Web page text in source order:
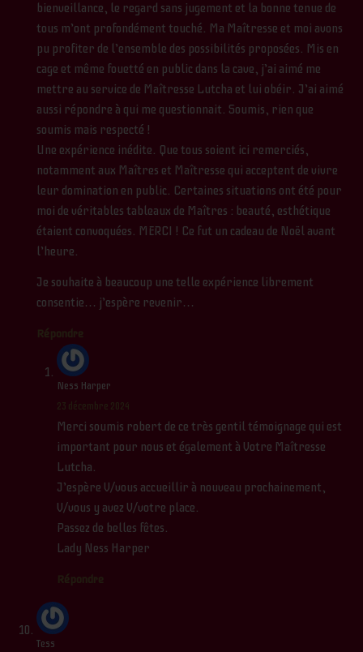
bienveillance, le regard sans jugement et la bonne tenue de
tous m’ont profondément touché. Ma Maîtresse et moi avons
pu profiter de l’ensemble des possibilités proposées. Mis en
cage et même fouetté en public dans la cave, j’ai aimé me
mettre au service de Maîtresse Lutcha et lui obéir. J’ai aimé
aussi répondre à qui me questionnait. Soumis, rien que
soumis mais respecté !
Une expérience inédite. Que tous soient ici remerciés,
notamment aux Maîtres et Maîtresse qui acceptent de vivre
leur domination en public. Certaines situations ont été pour
moi de véritables tableaux de Maîtres : beauté, esthétique
étaient convoquées. MERCI ! Ce fut un cadeau de Noël avant
l’heure.
Je souhaite à beaucoup une telle expérience librement
consentie… j’espère revenir…
Répondre
Ness Harper
23 décembre 2024
Merci soumis robert de ce très gentil témoignage qui est
important pour nous et également à Votre Maîtresse
Lutcha.
J’espère V/vous accueillir à nouveau prochainement,
V/vous y avez V/votre place.
Passez de belles fêtes.
Lady Ness Harper
Répondre
Tess